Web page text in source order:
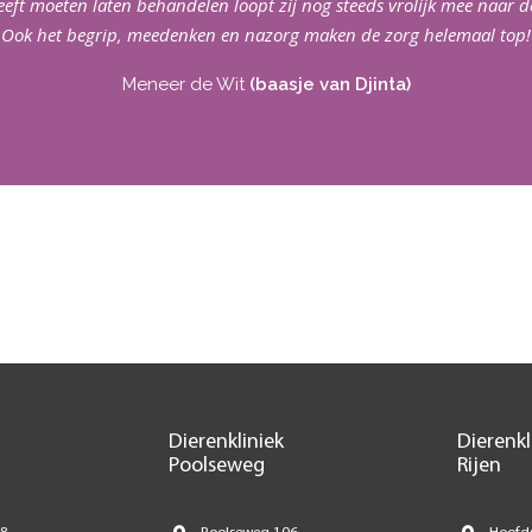
moeten laten behandelen loopt zij nog steeds vrolijk mee naar
Ook het begrip, meedenken en nazorg maken de zorg helemaal top!
Meneer de Wit (baasje van Djinta)
Dierenkliniek
Poolseweg
Rijen